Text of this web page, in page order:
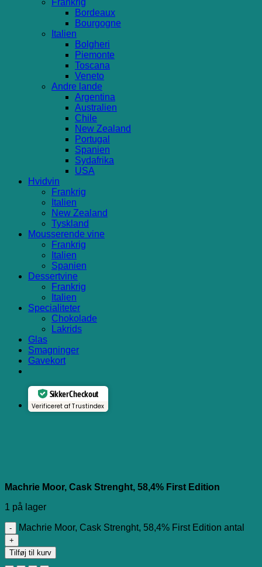
Frankrig
Bordeaux
Bourgogne
Italien
Bolgheri
Piemonte
Toscana
Veneto
Andre lande
Argentina
Australien
Chile
New Zealand
Portugal
Spanien
Sydafrika
USA
Hvidvin
Frankrig
Italien
New Zealand
Tyskland
Mousserende vine
Frankrig
Italien
Spanien
Dessertvine
Frankrig
Italien
Specialiteter
Chokolade
Lakrids
Glas
Smagninger
Gavekort
Sikker Checkout
Verificeret af Trustindex
Machrie Moor, Cask Strenght, 58,4% First Edition
1 på lager
Machrie Moor, Cask Strenght, 58,4% First Edition antal
Tilføj til kurv